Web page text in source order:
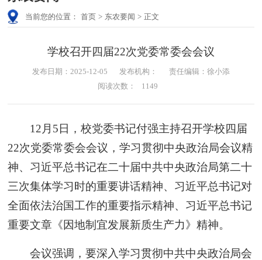
当前您的位置： 首页 > 东农要闻 > 正文
学校召开四届22次党委常委会会议
发布日期：2025-12-05 发布机构：
责任编辑：徐小添
阅读次数：
1149
12月5日，校党委书记付强主持召开学校四届
22次党委常委会会议，学习贯彻中央政治局会议精
神、习近平总书记在二十届中共中央政治局第二十
三次集体学习时的重要讲话精神、习近平总书记对
全面依法治国工作的重要指示精神、习近平总书记
重要文章《因地制宜发展新质生产力》精神。
会议强调，要深入学习贯彻中共中央政治局会